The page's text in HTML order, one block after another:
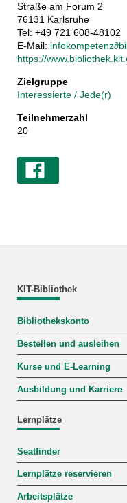
Straße am Forum 2
76131 Karlsruhe
Tel: +49 721 608-48102
E-Mail: infokompetenz∂
https://
Zielgruppe
Interessierte / Jede(r)
Teilnehmerzahl
20
KIT-Bibliothek
Bibliothekskonto
Bestellen und ausleihen
Kurse und E-Learning
Ausbildung und Karriere
Lernplätze
Seatfinder
Lernplätze reservieren
Arbeitsplätze